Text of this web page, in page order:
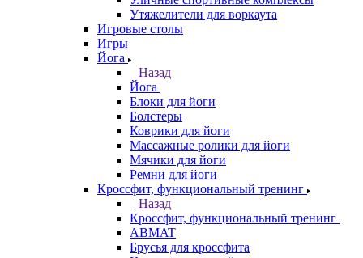
Утяжелители для воркаута
Игровые столы
Игры
Йога
Назад
Йога
Блоки для йоги
Болстеры
Коврики для йоги
Массажные ролики для йоги
Мячики для йоги
Ремни для йоги
Кроссфит, функциональный тренинг
Назад
Кроссфит, функциональный тренинг
ABMAT
Брусья для кроссфита